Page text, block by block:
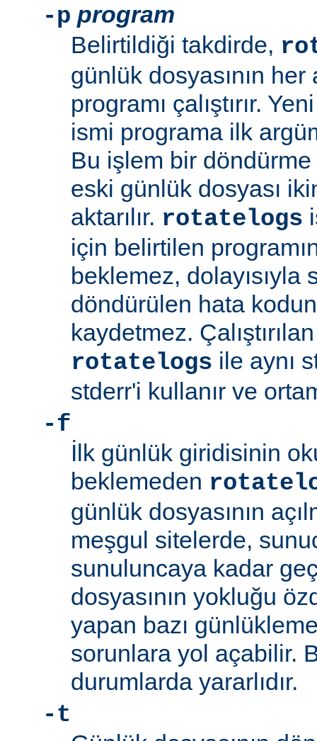
-p program
Belirtildiği takdirde,
günlük dosyasının her
programı çalıştırır.
ismi programa ilk
Bu işlem bir döndürme
eski günlük dosyası
aktarılır. rotatelogs
için belirtilen
beklemez,
döndürülen hata
kaydetmez.
rotatelogs ile aynı
stderr'i kullanır ve
-f
İlk günlük giridisinin
beklemeden
günlük dosyasının
meşgul sitelerde,
sunuluncaya kadar
dosyasının yokluğu
yapan bazı
sorunlara yol açabilir.
durumlarda yararlıdır.
-t